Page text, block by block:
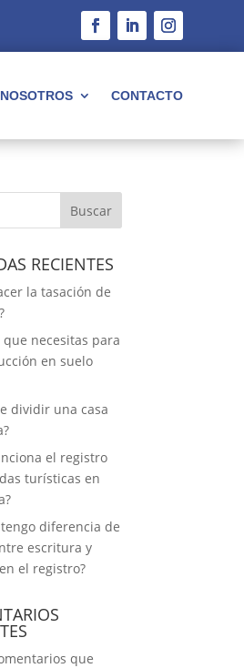
NOSOTROS CONTACTO
Buscar
RECIENTES
la tasación de
que necesitas para
en suelo
dividir una casa
el registro
turísticas en
diferencia de
escritura y
el registro?
que